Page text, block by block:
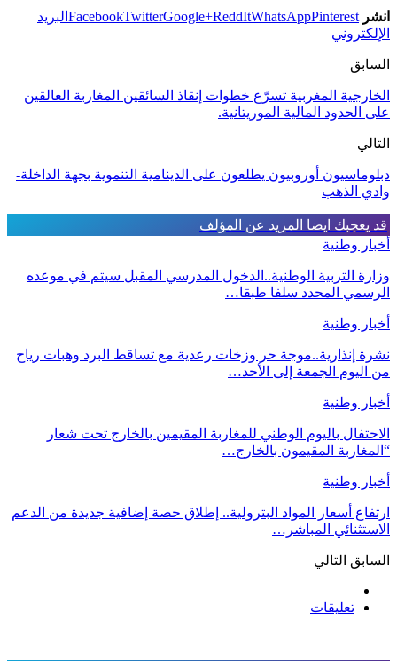
انشر FacebookTwitterGoogle+ReddItWhatsAppPinterest
البريد
الإلكتروني
السابق
الخارجية المغربية تسرّع خطوات إنقاذ السائقين المغاربة العالقين
على الحدود المالية الموريتانية.
التالي
دبلوماسيون أوروبيون يطلعون على الدينامية التنموية بجهة الداخلة-
وادي الذهب
قد يعجبك ايضا المزيد عن المؤلف
أخبار وطنية
وزارة التربية الوطنية..الدخول المدرسي المقبل سیتم في موعده
الرسمي المحدد سلفا طبقا…
أخبار وطنية
نشرة إنذارية..موجة حر وزخات رعدية مع تساقط البرد وهبات رياح
من اليوم الجمعة إلى الأحد…
أخبار وطنية
الاحتفال باليوم الوطني للمغاربة المقيمين بالخارج تحت شعار
“المغاربة المقيمون بالخارج…
أخبار وطنية
ارتفاع أسعار المواد البترولية.. إطلاق حصة إضافية جديدة من الدعم
الاستثنائي المباشر…
السابق التالي
تعليقات